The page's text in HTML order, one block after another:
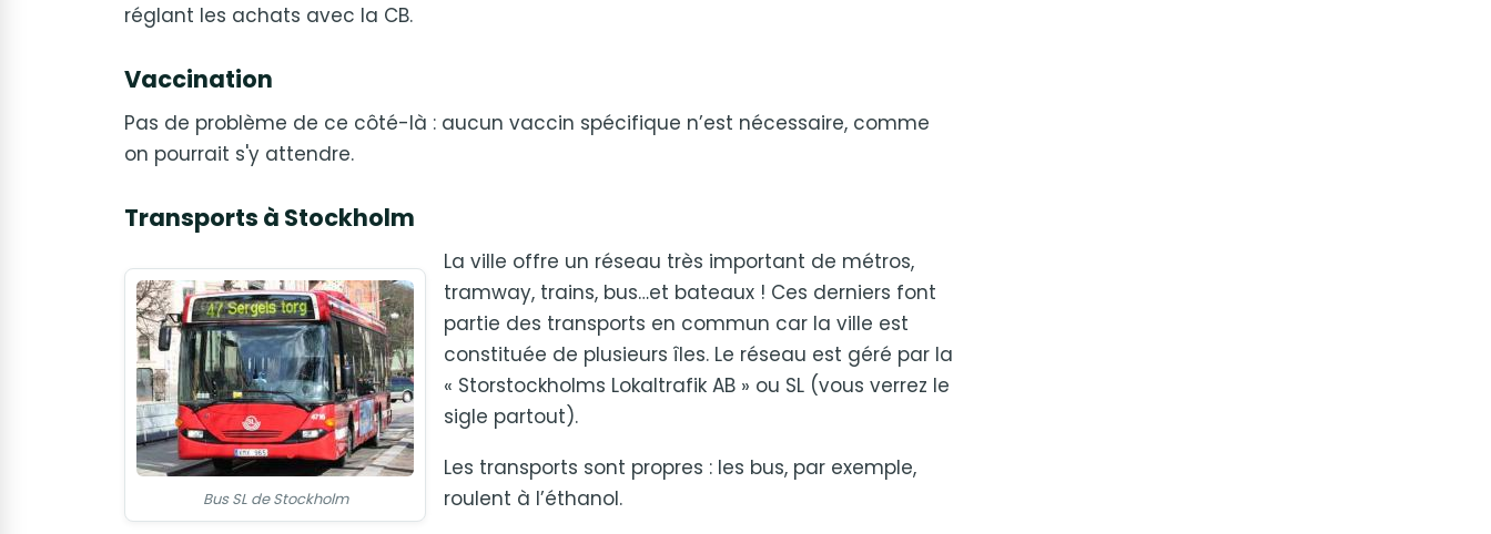
réglant les achats avec la CB.
Vaccination
Pas de problème de ce côté-là : aucun vaccin spécifique n’est nécessaire, comme
on pourrait s'y attendre.
Transports à Stockholm
Bus SL de Stockholm
La ville offre un réseau très important de métros,
tramway, trains, bus…et bateaux ! Ces derniers font
partie des transports en commun car la ville est
constituée de plusieurs îles. Le réseau est géré par la
« Storstockholms Lokaltrafik AB » ou SL (vous verrez le
sigle partout).
Les transports sont propres : les bus, par exemple,
roulent à l’éthanol.